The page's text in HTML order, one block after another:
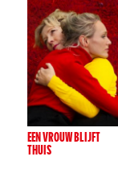
EEN VROUW BLIJFT
THUIS